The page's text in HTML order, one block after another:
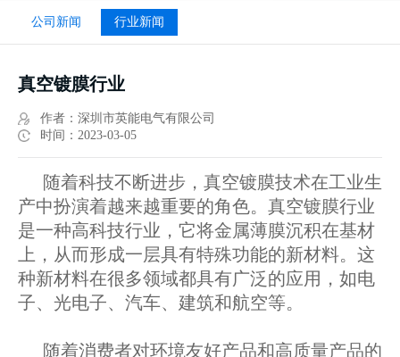
公司新闻 行业新闻
真空镀膜行业
作者：深圳市英能电气有限公司
时间：2023-03-05
随着科技不断进步，真空镀膜技术在工业生
产中扮演着越来越重要的角色。真空镀膜行业
是一种高科技行业，它将金属薄膜沉积在基材
上，从而形成一层具有特殊功能的新材料。这
种新材料在很多领域都具有广泛的应用，如电
子、光电子、汽车、建筑和航空等。
随着消费者对环境友好产品和高质量产品的